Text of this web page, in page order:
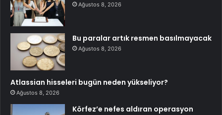
Ağustos 8, 2026
Bu paralar artık resmen basılmayacak
Ağustos 8, 2026
Atlassian hisseleri bugün neden yükseliyor?
Ağustos 8, 2026
Körfez’e nefes aldıran operasyon